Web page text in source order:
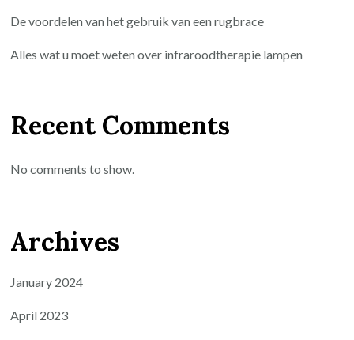
De voordelen van het gebruik van een rugbrace
Alles wat u moet weten over infraroodtherapie lampen
Recent Comments
No comments to show.
Archives
January 2024
April 2023